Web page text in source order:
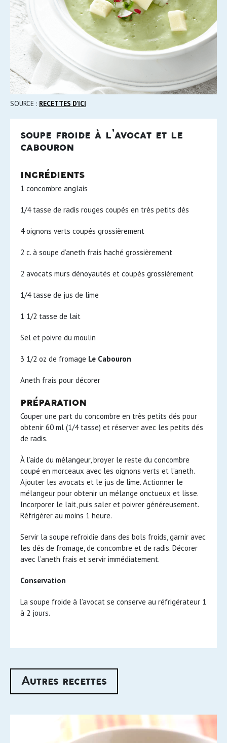
SOURCE : RECETTES D’ICI
soupe froide à l’avocat et le
cabouron
ingrédients
1 concombre anglais
1/4 tasse de radis rouges coupés en très petits dés
4 oignons verts coupés grossièrement
2 c. à soupe d’aneth frais haché grossièrement
2 avocats murs dénoyautés et coupés grossièrement
1/4 tasse de jus de lime
1 1/2 tasse de lait
Sel et poivre du moulin
3 1/2 oz de fromage Le Cabouron
Aneth frais pour décorer
préparation
Couper une part du concombre en très petits dés pour
obtenir 60 ml (1/4 tasse) et réserver avec les petits dés
de radis.
À l’aide du mélangeur, broyer le reste du concombre
coupé en morceaux avec les oignons verts et l’aneth.
Ajouter les avocats et le jus de lime. Actionner le
mélangeur pour obtenir un mélange onctueux et lisse.
Incorporer le lait, puis saler et poivrer généreusement.
Réfrigérer au moins 1 heure.
Servir la soupe refroidie dans des bols froids, garnir avec
les dés de fromage, de concombre et de radis. Décorer
avec l’aneth frais et servir immédiatement.
Conservation
La soupe froide à l’avocat se conserve au réfrigérateur 1
à 2 jours.
Autres recettes